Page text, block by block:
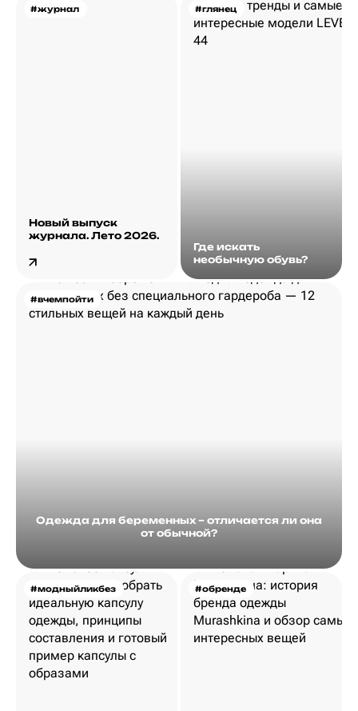
#журнал
Новый выпуск
журнала. Лето 2026.
#глянец
Где искать
необычную обувь?
#вчемпойти
Одежда для беременных – отличается ли она
от обычной?
#модныйликбез #обренде